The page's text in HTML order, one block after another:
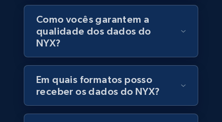
6.3K+ 540+ Buy Now
Walmart - products
URL, Final price, Sku, Currency, Gtin,
Specifications, Image urls, Top reviews, and
more.
Como vocês garantem a
qualidade dos dados do
NYX?
Em quais formatos posso
receber os dados do NYX?